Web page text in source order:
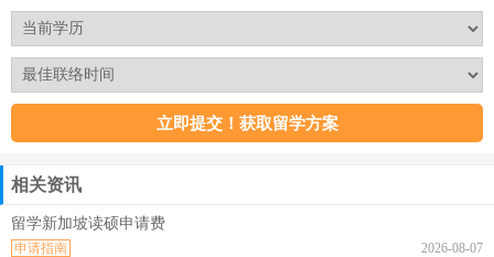
相关资讯
留学新加坡读硕申请费
2026-08-07
申请指南